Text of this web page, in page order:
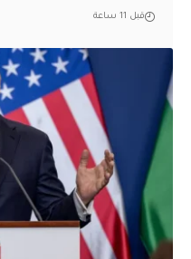
قبل 11 ساعة